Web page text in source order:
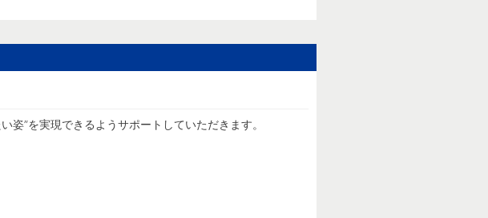
姿”を実現できるようサポートしていただきます。